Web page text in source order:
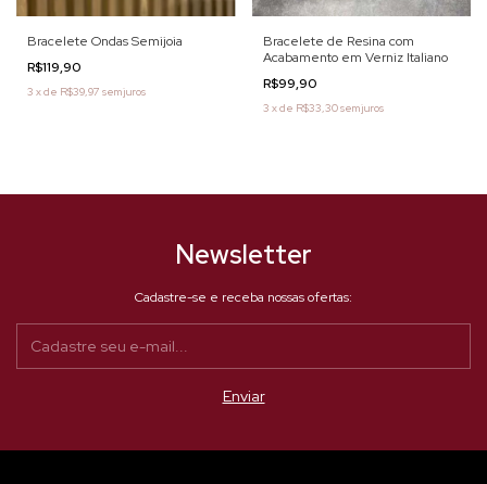
Bracelete Ondas Semijoia
R$119,90
3 xde R$39,97 sem juros
Bracelete de Resina com
Acabamento em Verniz Italiano
R$99,90
3 xde R$33,30sem juros
Newsletter
Cadastre-se e receba nossas ofertas: